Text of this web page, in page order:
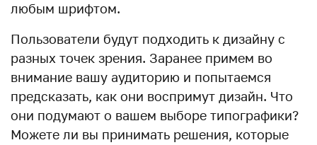
любым шрифтом.
Пользователи будут подходить к дизайну с
разных точек зрения. Заранее примем во
внимание вашу аудиторию и попытаемся
предсказать, как они воспримут дизайн. Что
они подумают о вашем выборе типографики?
Можете ли вы принимать решения, которые